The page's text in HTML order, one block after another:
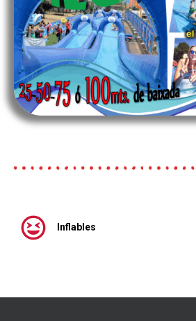
Inflables